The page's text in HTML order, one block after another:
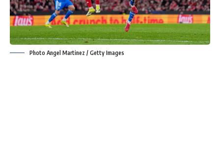
Photo Angel Martinez / Getty Images